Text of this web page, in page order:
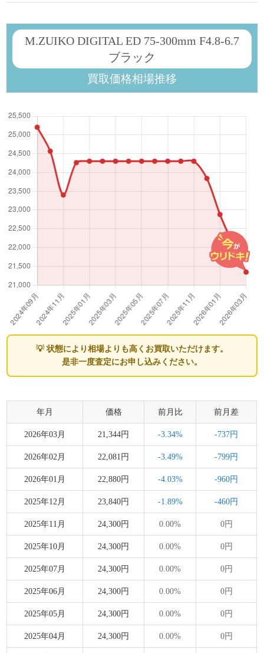
M.ZUIKO DIGITAL ED 75-300mm F4.8-6.7
ブラック
買取価格相場推移
💡 状態により相場よりも高くお買取いただけます。
是非一度査定にお申し込みください。
年月 価格 前月比 前月差
2026年03月 21,344円 -3.34% -737円
2026年02月 22,081円 -3.49% -799円
2026年01月 22,880円 -4.03% -960円
2025年12月 23,840円 -1.89% -460円
2025年11月 24,300円 0.00% 0円
2025年10月 24,300円 0.00% 0円
2025年07月 24,300円 0.00% 0円
2025年06月 24,300円 0.00% 0円
2025年05月 24,300円 0.00% 0円
2025年04月 24,300円 0.00% 0円